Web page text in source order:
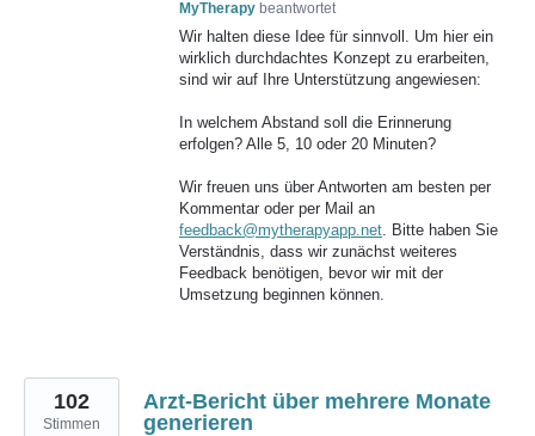
MyTherapy beantwortet
Wir halten diese Idee für sinnvoll. Um hier ein
wirklich durchdachtes Konzept zu erarbeiten,
sind wir auf Ihre Unterstützung angewiesen:
In welchem Abstand soll die Erinnerung
erfolgen? Alle 5, 10 oder 20 Minuten?
Wir freuen uns über Antworten am besten per
Kommentar oder per Mail an
feedback@mytherapyapp.net . Bitte haben Sie
Verständnis, dass wir zunächst weiteres
Feedback benötigen, bevor wir mit der
Umsetzung beginnen können.
Arzt-Bericht über mehrere Monate
generieren
102
Stimmen